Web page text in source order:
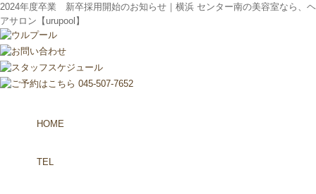
2024年度卒業 新卒採用開始のお知らせ｜横浜 センター南の美容室なら、ヘ
アサロン【urupool】
HOME
TEL